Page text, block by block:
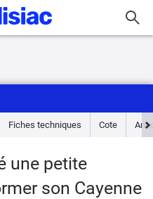
Fiches techniques Cote
une petite
son Cayenne